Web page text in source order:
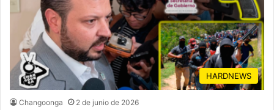
HARDNEWS
Changoonga 2 de junio de 2026